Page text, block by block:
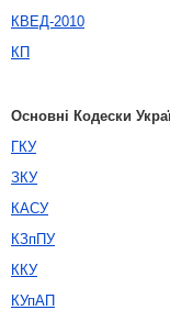
КВЕД-2010
КП
Основні Кодески
ГКУ
ЗКУ
КАСУ
КЗпПУ
ККУ
КУпАП